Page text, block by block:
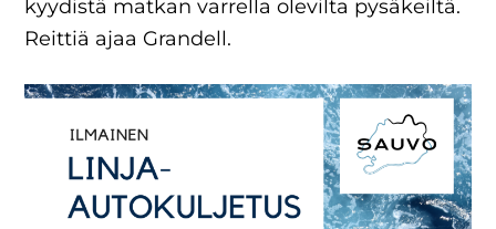
kyydistä matkan varrella olevilta pysäkeiltä.
Reittiä ajaa Grandell.